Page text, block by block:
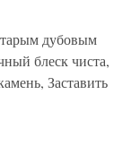
дубовым
блеск чиста,
Заставить